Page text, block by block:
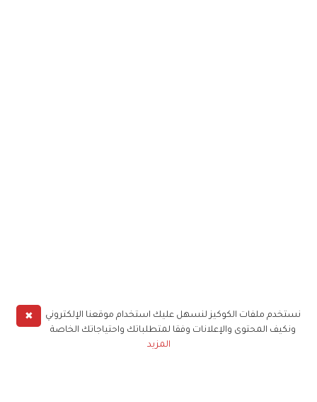
✖
نستخدم ملفات الكوكيز لنسهل عليك استخدام موقعنا الإلكتروني
ونكيف المحتوى والإعلانات وفقا لمتطلباتك واحتياجاتك الخاصة
المزيد